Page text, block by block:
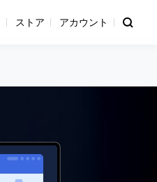
ストア アカウント